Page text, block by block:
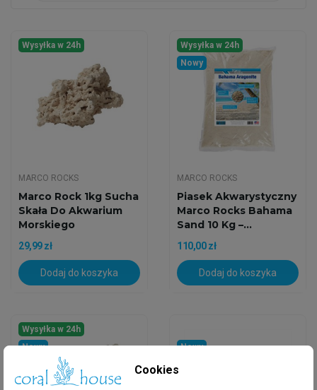
Wysyłka w 24h
MARCO ROCKS
Marco Rock 1kg Sucha
Skała Do Akwarium
Morskiego
29,99 zł
Dodaj do koszyka
Wysyłka w 24h
Nowy
MARCO ROCKS
Piasek Akwarystyczny
Marco Rocks Bahama
Sand 10 Kg –...
110,00 zł
Dodaj do koszyka
Wysyłka w 24h
Nowy
Nowy
Cookies